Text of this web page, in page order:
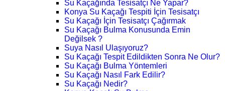
Su Kaçağında Tesisatçı Ne Yapar?
Konya Su Kaçağı Tespiti İçin Tesisatçı
Su Kaçağı İçin Tesisatçı Çağırmak
Su Kaçağı Bulma Konusunda Emin
Değilsek ?
Suya Nasıl Ulaşıyoruz?
Su Kaçağı Tespit Edildikten Sonra Ne Olur?
Su Kaçağı Bulma Yöntemleri
Su Kaçağı Nasıl Fark Edilir?
Su Kaçağı Nedir?